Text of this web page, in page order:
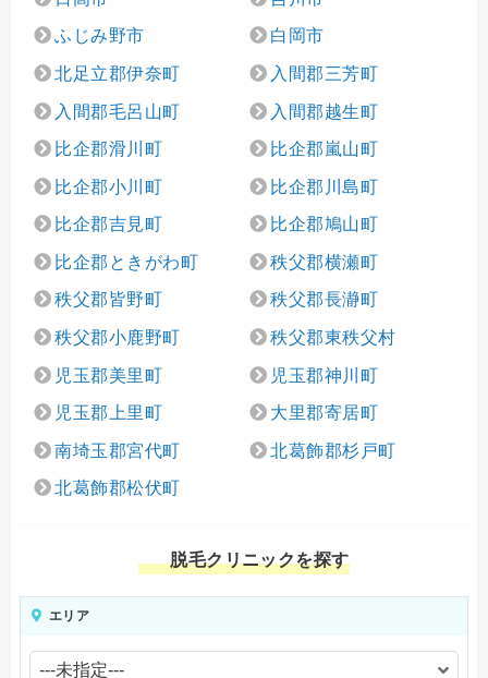
ふじみ野市 白岡市
北足立郡伊奈町 入間郡三芳町
入間郡毛呂山町 入間郡越生町
比企郡滑川町 比企郡嵐山町
比企郡小川町 比企郡川島町
比企郡吉見町 比企郡鳩山町
比企郡ときがわ町 秩父郡横瀬町
秩父郡皆野町 秩父郡長瀞町
秩父郡小鹿野町 秩父郡東秩父村
児玉郡美里町 児玉郡神川町
児玉郡上里町 大里郡寄居町
南埼玉郡宮代町 北葛飾郡杉戸町
北葛飾郡松伏町
脱毛クリニックを探す
エリア